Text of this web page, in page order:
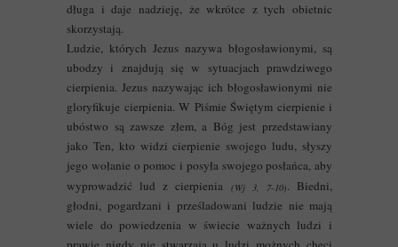
długa i daje nadzieję, że wkrótce z tych obietnic
skorzystają.
Ludzie, których Jezus nazywa błogosławionymi, są
ubodzy i znajdują się w sytuacjach prawdziwego
cierpienia. Jezus nazywając ich błogosławionymi nie
gloryfikuje cierpienia. W Piśmie Świętym cierpienie i
ubóstwo są zawsze złem, a Bóg jest przedstawiany
jako Ten, kto widzi cierpienie swojego ludu, słyszy
jego wołanie o pomoc i posyła swojego posłańca, aby
wyprowadzić lud z cierpienia
(Wj 3, 7-10). Biedni,
głodni, pogardzani i prześladowani ludzie nie mają
wiele do powiedzenia w świecie ważnych ludzi i